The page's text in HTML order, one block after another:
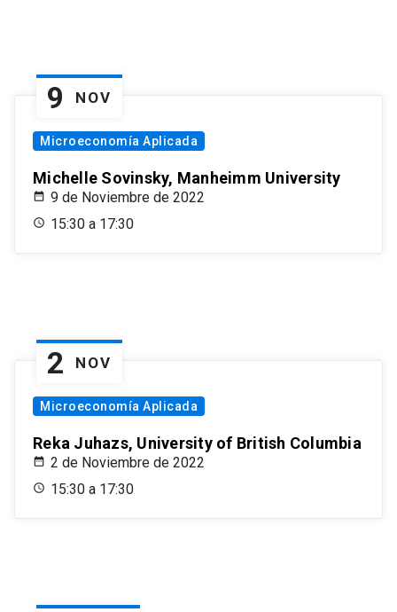
9 NOV
Microeconomía Aplicada
Michelle Sovinsky, Manheimm University
9 de Noviembre de 2022
15:30 a 17:30
2 NOV
Microeconomía Aplicada
Reka Juhazs, University of British Columbia
2 de Noviembre de 2022
15:30 a 17:30